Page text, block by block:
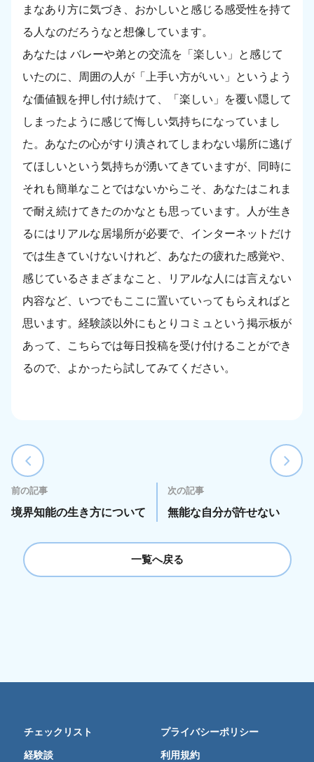
まなあり方に気づき、おかしいと感じる感受性を持て
る人なのだろうなと想像しています。
あなたは バレーや弟との交流を「楽しい」と感じて
いたのに、周囲の人が「上手い方がいい」というよう
な価値観を押し付け続けて、「楽しい」を覆い隠して
しまったように感じて悔しい気持ちになっていまし
た。あなたの心がすり潰されてしまわない場所に逃げ
てほしいという気持ちが湧いてきていますが、同時に
それも簡単なことではないからこそ、あなたはこれま
で耐え続けてきたのかなとも思っています。人が生き
るにはリアルな居場所が必要で、インターネットだけ
では生きていけないけれど、あなたの疲れた感覚や、
感じているさまざまなこと、リアルな人には言えない
内容など、いつでもここに置いていってもらえればと
思います。経験談以外にもとりコミュという掲示板が
あって、こちらでは毎日投稿を受け付けることができ
るので、よかったら試してみてください。
前の記事
境界知能の生き方について
次の記事
無能な自分が許せない
一覧へ戻る
チェックリスト
経験談
プライバシーポリシー
利用規約